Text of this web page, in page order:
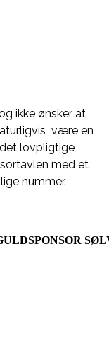
ikke ønsker at
være en
lovpligtige
med et
nummer.